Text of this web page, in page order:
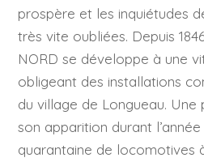
prospère et les inquiétudes
très vite oubliées. Depuis
NORD se développe à une
obligeant des installations
du village de Longueau.
son apparition durant
quarantaine de locomotives